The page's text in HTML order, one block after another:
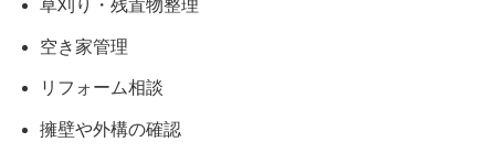
草刈り・残置物整理
空き家管理
リフォーム相談
擁壁や外構の確認